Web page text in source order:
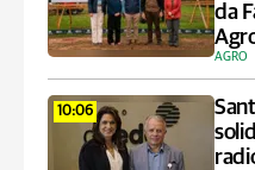
da
AGRO
10:06